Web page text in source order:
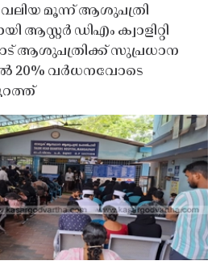
വലിയ മൂന്ന് ആശുപത്രി
ഡിഎം ക്വാളിറ്റി
ആശുപത്രിക്ക് സുപ്രധാന
20% വർധനവോടെ